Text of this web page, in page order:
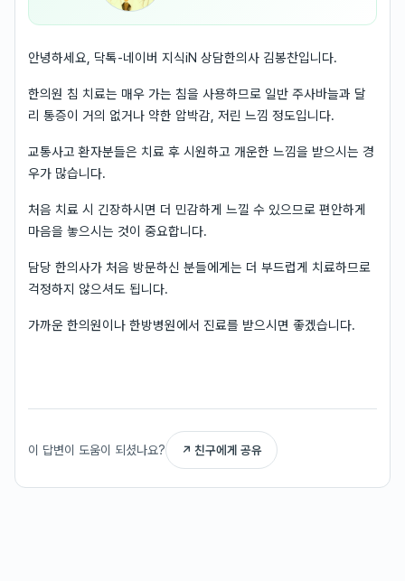
안녕하세요, 닥톡-네이버 지식iN 상담한의사 김봉찬입니다.
한의원 침 치료는 매우 가는 침을 사용하므로 일반 주사바늘과 달
리 통증이 거의 없거나 약한 압박감, 저린 느낌 정도입니다.
교통사고 환자분들은 치료 후 시원하고 개운한 느낌을 받으시는 경
우가 많습니다.
처음 치료 시 긴장하시면 더 민감하게 느낄 수 있으므로 편안하게
마음을 놓으시는 것이 중요합니다.
담당 한의사가 처음 방문하신 분들에게는 더 부드럽게 치료하므로
걱정하지 않으셔도 됩니다.
가까운 한의원이나 한방병원에서 진료를 받으시면 좋겠습니다.
이 답변이 도움이 되셨나요? ↗ 친구에게 공유